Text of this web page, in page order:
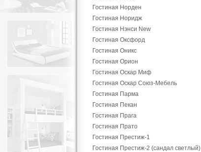
Гостиная Норден
Гостиная Норидж
Гостиная Нэнси New
Гостиная Оксфорд
Гостиная Оникс
Гостиная Орион
Гостиная Оскар Миф
Гостиная Оскар Союз-Мебель
Гостиная Парма
Гостиная Пекан
Гостиная Прага
Гостиная Прато
Гостиная Престиж-1
Гостиная Престиж-2 (сандал светлый)